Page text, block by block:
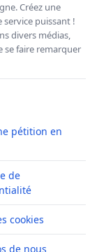
Créez une
puissant !
divers médias,
se faire remarquer
pétition en
de
cookies
de nous